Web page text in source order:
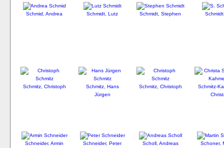
Schmid, Andrea Schmidt, Lutz Schmidt, Stephen
Schmitz, Christoph
Schmitz, Hans
Jürgen
Schmitz, Christoph
Schmitz-
Schneider, Armin Schneider, Peter Scholl, Andreas Schoner,